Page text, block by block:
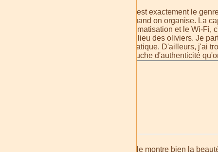
C'est exactement le
quand on organise. La
climatisation et le Wi-Fi,
milieu des oliviers. Je
pratique. D'ailleurs, j'ai
touche d'authenticité
Elle montre bien la